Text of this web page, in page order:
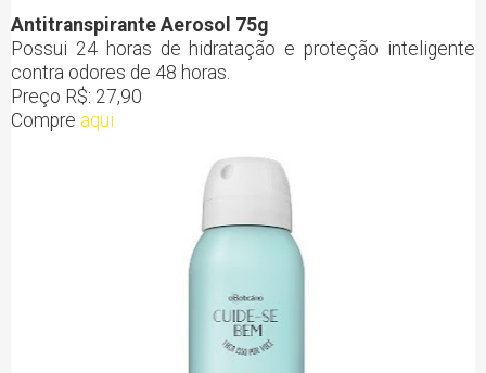
Antitranspirante Aerosol 75g
Possui 24 horas de hidratação e proteção inteligente
contra odores de 48 horas.
Preço R$: 27,90
Compre aqui